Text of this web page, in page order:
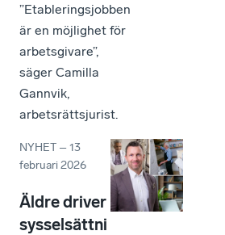
”Etableringsjobben
är en möjlighet för
arbetsgivare”,
säger Camilla
Gannvik,
arbetsrättsjurist.
NYHET –13
februari 2026
Äldre driver
sysselsättni